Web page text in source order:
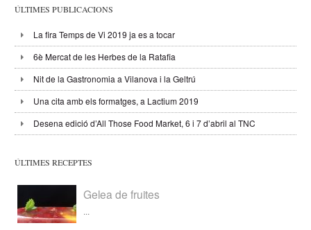
ÚLTIMES PUBLICACIONS
La fira Temps de Vi 2019 ja es a tocar
6è Mercat de les Herbes de la Ratafia
Nit de la Gastronomia a Vilanova i la Geltrú
Una cita amb els formatges, a Lactium 2019
Desena edició d’All Those Food Market, 6 i 7 d’abril al TNC
ÚLTIMES RECEPTES
Gelea de fruites
...